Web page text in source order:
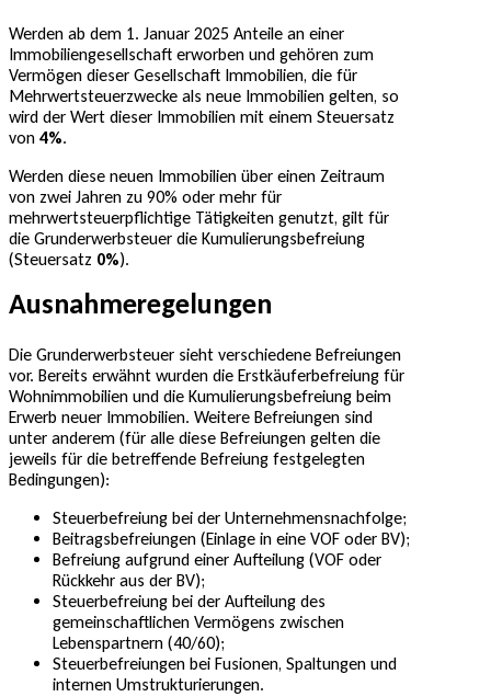
Werden ab dem 1. Januar 2025 Anteile an einer
Immobiliengesellschaft erworben und gehören zum
Vermögen dieser Gesellschaft Immobilien, die für
Mehrwertsteuerzwecke als neue Immobilien gelten, so
wird der Wert dieser Immobilien mit einem Steuersatz
von 4%.
Werden diese neuen Immobilien über einen Zeitraum
von zwei Jahren zu 90% oder mehr für
mehrwertsteuerpflichtige Tätigkeiten genutzt, gilt für
die Grunderwerbsteuer die Kumulierungsbefreiung
(Steuersatz 0%).
Ausnahmeregelungen
Die Grunderwerbsteuer sieht verschiedene Befreiungen
vor. Bereits erwähnt wurden die Erstkäuferbefreiung für
Wohnimmobilien und die Kumulierungsbefreiung beim
Erwerb neuer Immobilien. Weitere Befreiungen sind
unter anderem (für alle diese Befreiungen gelten die
jeweils für die betreffende Befreiung festgelegten
Bedingungen):
Steuerbefreiung bei der Unternehmensnachfolge;
Beitragsbefreiungen (Einlage in eine VOF oder BV);
Befreiung aufgrund einer Aufteilung (VOF oder
Rückkehr aus der BV);
Steuerbefreiung bei der Aufteilung des
gemeinschaftlichen Vermögens zwischen
Lebenspartnern (40/60);
Steuerbefreiungen bei Fusionen, Spaltungen und
internen Umstrukturierungen.